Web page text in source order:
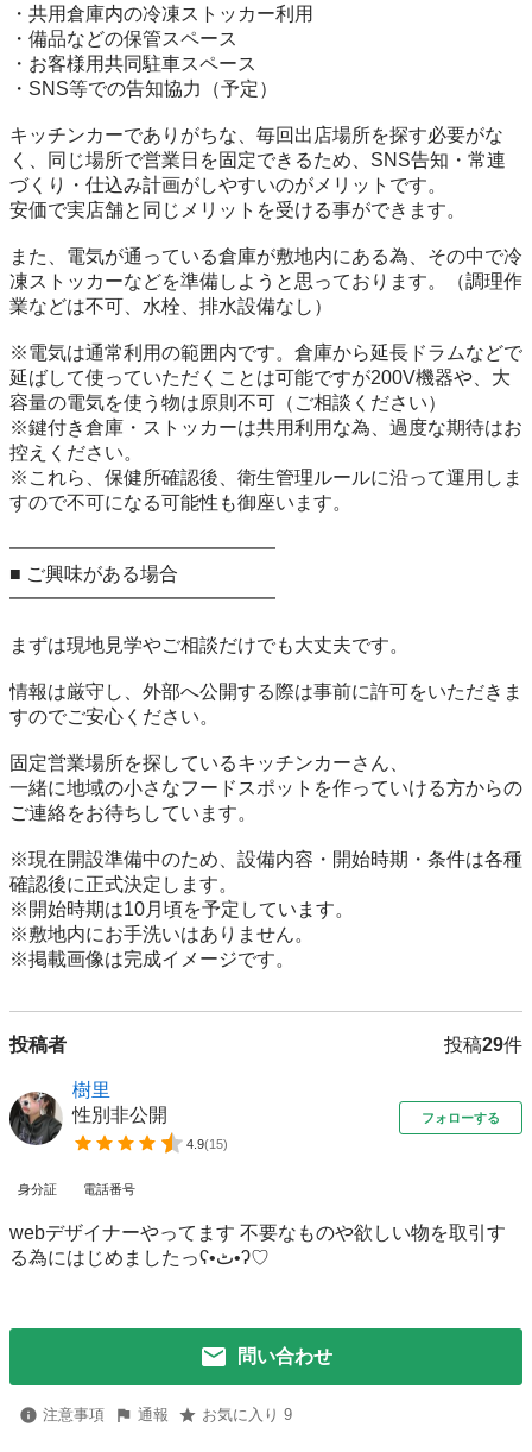
・共用倉庫内の冷凍ストッカー利用
・備品などの保管スペース
・お客様用共同駐車スペース
・SNS等での告知協力（予定）
キッチンカーでありがちな、毎回出店場所を探す必要がな
く、同じ場所で営業日を固定できるため、SNS告知・常連
づくり・仕込み計画がしやすいのがメリットです。
安価で実店舗と同じメリットを受ける事ができます。
また、電気が通っている倉庫が敷地内にある為、その中で冷
凍ストッカーなどを準備しようと思っております。（調理作
業などは不可、水栓、排水設備なし）
※電気は通常利用の範囲内です。倉庫から延長ドラムなどで
延ばして使っていただくことは可能ですが200V機器や、大
容量の電気を使う物は原則不可（ご相談ください）
※鍵付き倉庫・ストッカーは共用利用な為、過度な期待はお
控えください。
※これら、保健所確認後、衛生管理ルールに沿って運用しま
すので不可になる可能性も御座います。
━━━━━━━━━━━━━━
■ ご興味がある場合
━━━━━━━━━━━━━━
まずは現地見学やご相談だけでも大丈夫です。
情報は厳守し、外部へ公開する際は事前に許可をいただきま
すのでご安心ください。
固定営業場所を探しているキッチンカーさん、
一緒に地域の小さなフードスポットを作っていける方からの
ご連絡をお待ちしています。
※現在開設準備中のため、設備内容・開始時期・条件は各種
確認後に正式決定します。
※開始時期は10月頃を予定しています。
※敷地内にお手洗いはありません。
投稿者 投稿29件
樹里
性別非公開
4.9(15)
フォローする
身分証 電話番号
webデザイナーやってます 不要なものや欲しい物を取引す
る為にはじめましたっʕ•ٹ•ʔ♡
問い合わせ
注意事項 通報 お気に入り 9